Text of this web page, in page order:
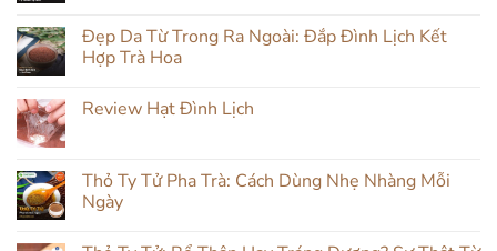
bình
luận
ở
Mụn
Đắp
Mặt
&
Đẹp Da Từ Trong Ra Ngoài: Đắp Đình Lịch Kết
Hợp Trà Hoa
bình
Trong
Ra
Review Hạt Đình Lịch
luận
Review
Lịch
Thỏ Ty Tử Pha Trà: Cách Dùng Nhẹ Nhàng Mỗi
Ngày